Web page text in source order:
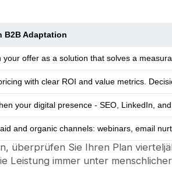
B2B Adaptation
your offer as a solution that solves a
with clear ROI and value metrics.
your digital presence - SEO, LinkedIn,
and organic channels: webinars, email
überprüfen Sie Ihren Plan
Leistung immer unter